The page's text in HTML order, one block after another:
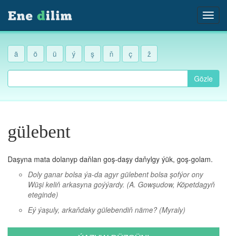
ä ö ü ý ş ň ç ž
Gözle
gülebent
Daşyna mata dolanyp daňlan goş-daşy daňylgy ýük, goş-golam.
Doly ganar bolsa ýa-da agyr gülebent bolsa şofýor ony
Wüşi keliň arkasyna goýýardy. (A. Gowşudow, Köpetdagyň
eteginde)
Eý ýaşuly, arkaňdaky gülebendiň näme? (Myraly)